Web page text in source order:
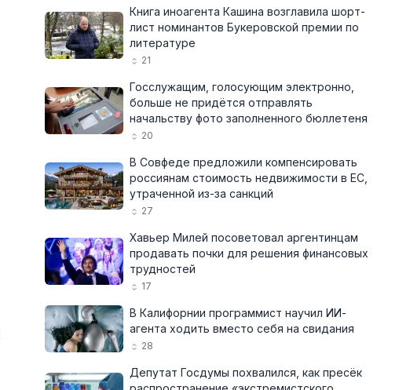
Книга иноагента Кашина возглавила шорт-
лист номинантов Букеровской премии по
литературе
21
Госслужащим, голосующим электронно,
больше не придётся отправлять
начальству фото заполненного бюллетеня
20
В Совфеде предложили компенсировать
россиянам стоимость недвижимости в ЕС,
утраченной из-за санкций
27
Хавьер Милей посоветовал аргентинцам
продавать почки для решения финансовых
трудностей
17
В Калифорнии программист научил ИИ-
агента ходить вместо себя на свидания
28
Депутат Госдумы похвалился, как пресёк